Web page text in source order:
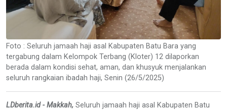
Foto : Seluruh jamaah haji asal Kabupaten Batu Bara yang
tergabung dalam Kelompok Terbang (Kloter) 12 dilaporkan
berada dalam kondisi sehat, aman, dan khusyuk menjalankan
seluruh rangkaian ibadah haji, Senin (26/5/2025)
LDberita.id - Makkah, Seluruh jamaah haji asal Kabupaten Batu